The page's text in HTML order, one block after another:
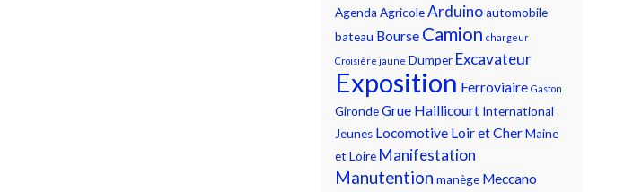
Agenda AgricoleArduinoautomobile
bateau Bourse Camion chargeur
Croisière jaune Dumper Excavateur
Exposition Ferroviaire Gaston
GirondeGrue Haillicourt International
Jeunes Locomotive Loir et CherMaine
et Loire Manifestation
Manutention manège Meccano